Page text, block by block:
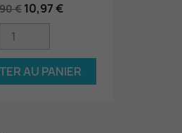
€ 10,97 €
AU PANIER